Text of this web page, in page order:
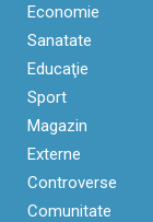
Economie
Sanatate
Educaţie
Sport
Magazin
Externe
Controverse
Comunitate